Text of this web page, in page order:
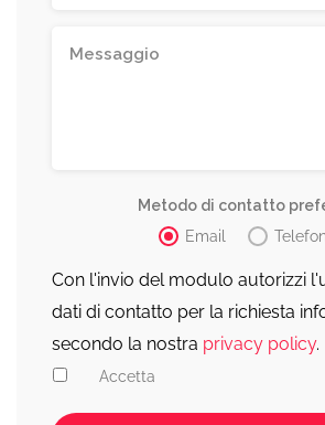
Metodo di contatto
Email
Con l'invio del modulo autorizzi
dati di contatto per la richiesta
secondo la nostra privacy policy.
Accetta